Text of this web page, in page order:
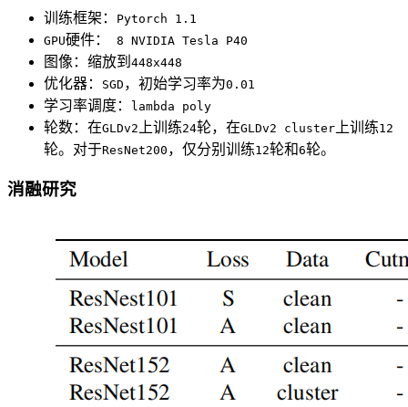
训练框架：
Pytorch 1.1
GPU硬件： 8 NVIDIA Tesla P40
图像：缩放到 448x448
优化器： SGD ，初始学习率为0.01
学习率调度： lambda poly
轮数：在GLDv2 上训练24轮，在GLDv2 cluster 上训练12
轮。对于ResNet200 ，仅分别训练12轮和6轮。
消融研究